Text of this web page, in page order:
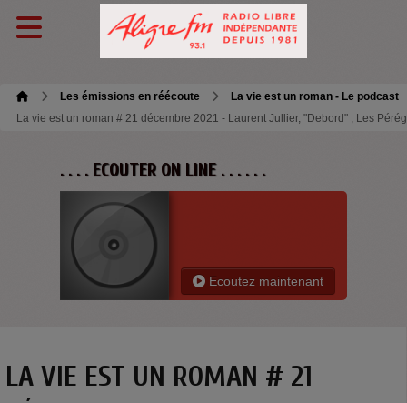
Les émissions en réécoute
La vie est un roman - Le podcast
La vie est un roman # 21 décembre 2021 - Laurent Jullier, "Debord" , Les
. . . . ECOUTER ON LINE . . . . . .
Ecoutez maintenant
LA VIE EST UN ROMAN # 21